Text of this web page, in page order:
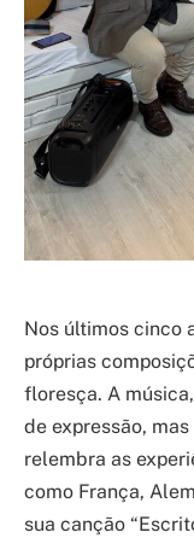
Nos últimos cinco
próprias
floresça. A
de expressão,
relembra as
como França,
sua canção